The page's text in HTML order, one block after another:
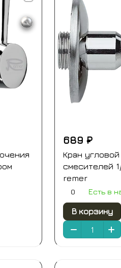
689 ₽
Кран
смесителей
remer
0 Есть в
В корзину